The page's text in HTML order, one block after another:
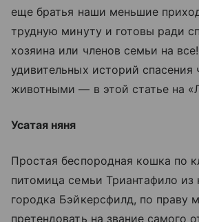
еще братья наши меньшие
трудную минуту и готовы ради
хозяина или членов семьи на
удивительных историй спасения
животными — в этой статье на
Усатая няня
Простая беспородная кошка по
питомица семьи Триантафило из
городка Бэйкерсфилд, по праву
претендовать на звание самого